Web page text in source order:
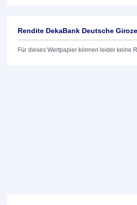
Rendite DekaBank Deutsche
Für dieses Wertpapier können leider keine